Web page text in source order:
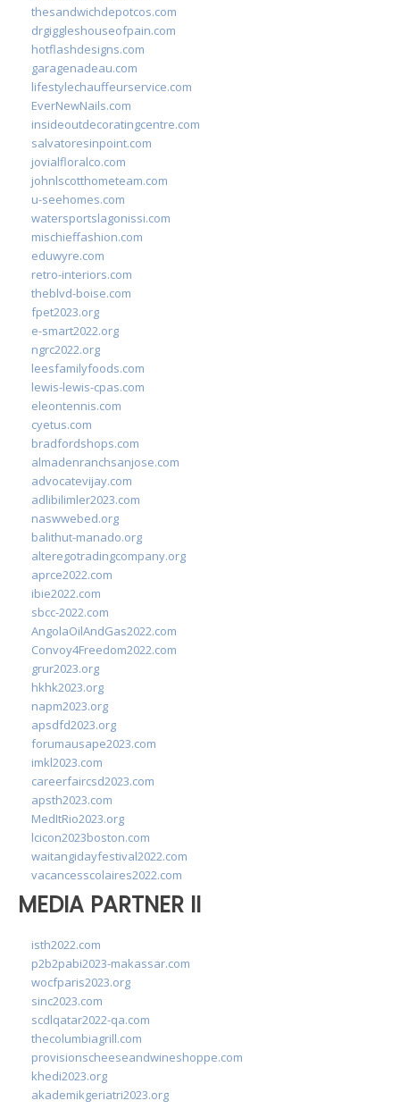
thesandwichdepotcos.com
drgiggleshouseofpain.com
hotflashdesigns.com
garagenadeau.com
lifestylechauffeurservice.com
EverNewNails.com
insideoutdecoratingcentre.com
salvatoresinpoint.com
jovialfloralco.com
johnlscotthometeam.com
u-seehomes.com
watersportslagonissi.com
mischieffashion.com
eduwyre.com
retro-interiors.com
theblvd-boise.com
fpet2023.org
e-smart2022.org
ngrc2022.org
leesfamilyfoods.com
lewis-lewis-cpas.com
eleontennis.com
cyetus.com
bradfordshops.com
almadenranchsanjose.com
advocatevijay.com
adlibilimler2023.com
naswwebed.org
balithut-manado.org
alteregotradingcompany.org
aprce2022.com
ibie2022.com
sbcc-2022.com
AngolaOilAndGas2022.com
Convoy4Freedom2022.com
grur2023.org
hkhk2023.org
napm2023.org
apsdfd2023.org
forumausape2023.com
imkl2023.com
careerfaircsd2023.com
apsth2023.com
MedItRio2023.org
lcicon2023boston.com
waitangidayfestival2022.com
vacancesscolaires2022.com
MEDIA PARTNER II
isth2022.com
p2b2pabi2023-makassar.com
wocfparis2023.org
sinc2023.com
scdlqatar2022-qa.com
thecolumbiagrill.com
provisionscheeseandwineshoppe.com
khedi2023.org
akademikgeriatri2023.org